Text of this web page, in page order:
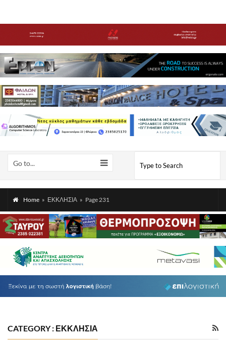
Go to...
Home » ΕΚΚΛΗΣΙΑ » Page 231
CATEGORY : ΕΚΚΛΗΣΙΑ